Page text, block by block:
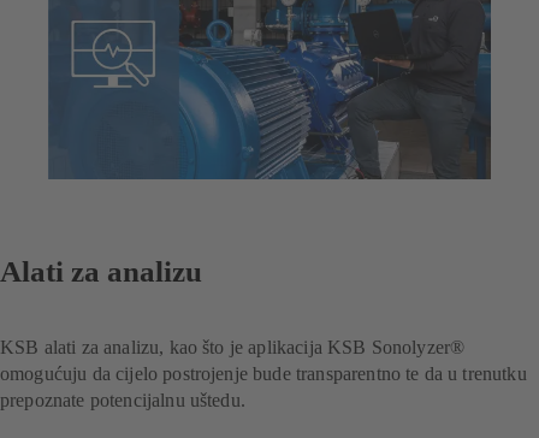
Alati za analizu
KSB alati za analizu, kao što je aplikacija KSB Sonolyzer®
omogućuju da cijelo postrojenje bude transparentno te da u trenutku
prepoznate potencijalnu uštedu.